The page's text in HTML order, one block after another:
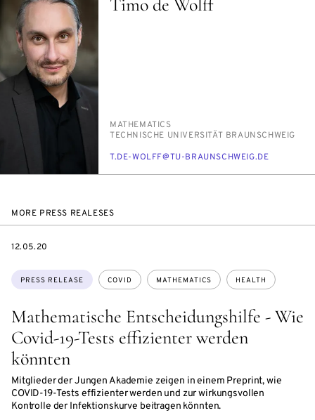
Timo de Wolff
PERSON_RESEARCH_SUBJECT
MATH­E­MAT­ICS
INSTITUTION
TECH­NIS­CHE UNI­VER­SITÄT BRAUN­SCHWEIG
E-
T.DE-WOLFF@TU-BRAUN­SCHWEIG.DE
MORE PRESS REALESES
Mathematische Entscheidungshilfe - Wie
Covid-19-Tests effizienter werden
könnten
Mitglieder der Jungen Akademie zeigen in einem Preprint, wie
COVID-19-Tests effizienter werden und zur wirkungsvollen
Kontrolle der Infektionskurve beitragen könnten.
Topics:
PRESS RELEASE COVID MATHEMATICS HEALTH
DATE
12.05.20